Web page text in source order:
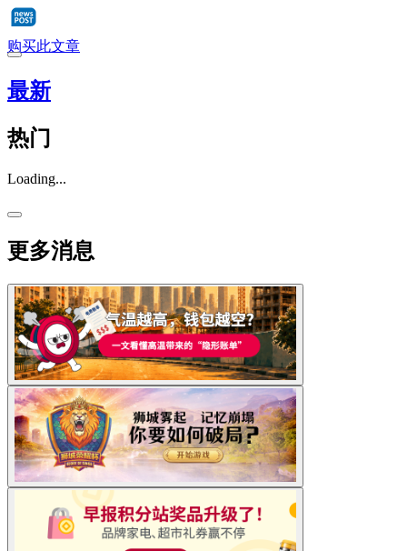
购买此文章
最新
热门
Loading...
更多消息